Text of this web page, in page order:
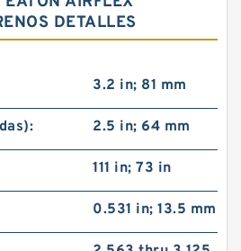
DETALLES
3.2 in; 81 mm
2.5 in; 64 mm
111 in; 73 in
0.531 in; 13.5 mm